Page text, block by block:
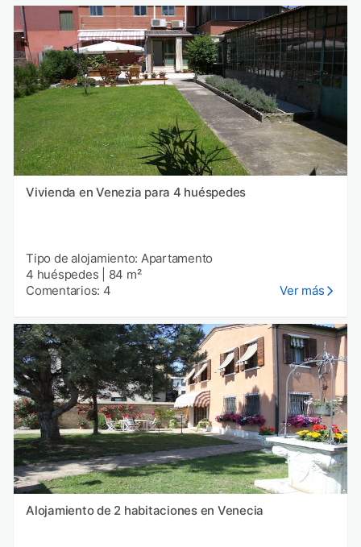
Vivienda en Venezia para 4 huéspedes
Tipo de alojamiento: Apartamento
4 huéspedes
84 m²
Comentarios: 4
Ver más
Alojamiento de 2 habitaciones en Venecia